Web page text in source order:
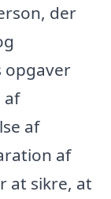
der
opgaver
af
af
af
at sikre, at